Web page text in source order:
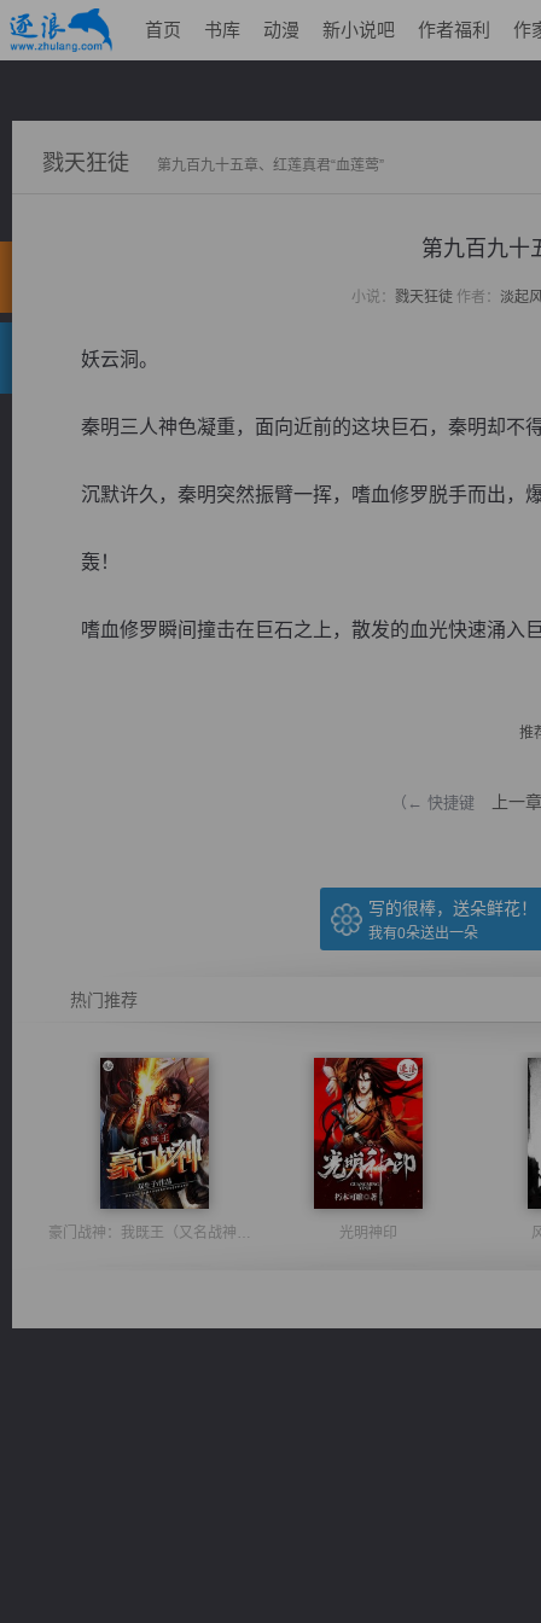
首页 书库 动漫 新小说吧 作者福利 作
戮天狂徒 第九百九十五章、红莲真君“血莲莺”
第九百九十
小说： 戮天狂徒作者： 淡起
妖云洞。
秦明三人神色凝重，面向近前的这块巨石，秦明却不
沉默许久，秦明突然振臂一挥，嗜血修罗脱手而出，
轰！
嗜血修罗瞬间撞击在巨石之上，散发的血光快速涌入
推
（← 快捷键 上一章
写的很棒，送朵鲜花！
我有0朵送出一朵
热门推荐
豪门战神：我既王（又名战神归来不败神婿修罗战神） 光明神印